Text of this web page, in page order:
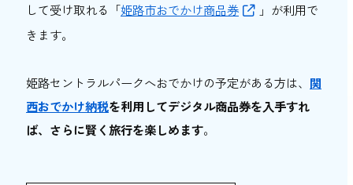
して受け取れる「姫路市おでかけ商品券
」が利用で
きます。
姫路セントラルパークへおでかけの予定がある方は、 関
西おでかけ納税を利用 してデジタル商品券を入手すれ
ば、さらに賢く旅行を楽しめます。